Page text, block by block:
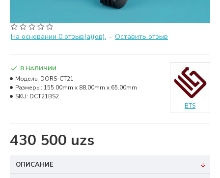
На основании 0 отзыв(а)(ов). - Оставить отзыв
430 500 uzs
В НАЛИЧИИ
Модель: DORS-CT21
Размеры: 155.00mm x 88.00mm x 65.00mm
SKU: DCT21BS2
BTS
ОПИСАНИЕ